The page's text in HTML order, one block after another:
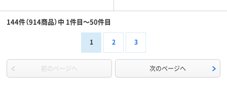
144件（914商品）中 1件目～50件目
1 2 3
前のページへ 次のページへ